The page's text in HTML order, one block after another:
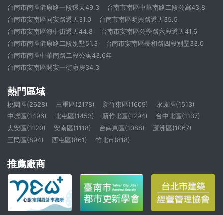
台南市南區健康路一段透天49.3
台南市南區中華南路二段公寓43.8
台南市安南區同安路透天31.0
台南市南區明興路透天35.5
台南市安南區海中街透天44.8
台南市安南區公學路六段透天41.6
台南市南區健康路二段別墅51.3
台南市安南區長和路四段別墅33.0
台南市南區中華南路二段公寓43.6年
台南市安南區開安一街廠房34.3
熱門區域
桃園區(2628) 三重區(2178) 新竹東區(1609)
永康區(1513)
中壢區(1496)
北屯區(1453) 新竹北區(1294)
台中北區(1137)
大安區(1120)
安南區(1118) 台南東區(1088)
蘆洲區(1067)
三民區(894)
西屯區(861) 竹北市(818)
推薦廠商